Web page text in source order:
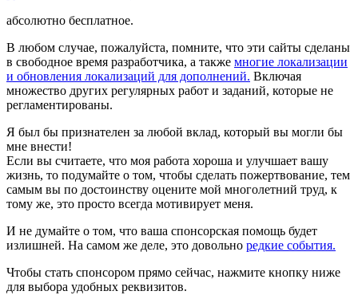
абсолютно бесплатное.
В любом случае, пожалуйста, помните, что эти сайты сделаны
в свободное время разработчика, а также многие локализации
и обновления локализаций для дополнений. Включая
множество других регулярных работ и заданий, которые не
регламентированы.
Я был бы признателен за любой вклад, который вы могли бы
мне внести!
Если вы считаете, что моя работа хороша и улучшает вашу
жизнь, то подумайте о том, чтобы сделать пожертвование, тем
самым вы по достоинству оцените мой многолетний труд, к
тому же, это просто всегда мотивирует меня.
И не думайте о том, что ваша спонсорская помощь будет
излишней. На самом же деле, это довольно редкие события.
Чтобы стать спонсором прямо сейчас, нажмите кнопку ниже
для выбора удобных реквизитов.